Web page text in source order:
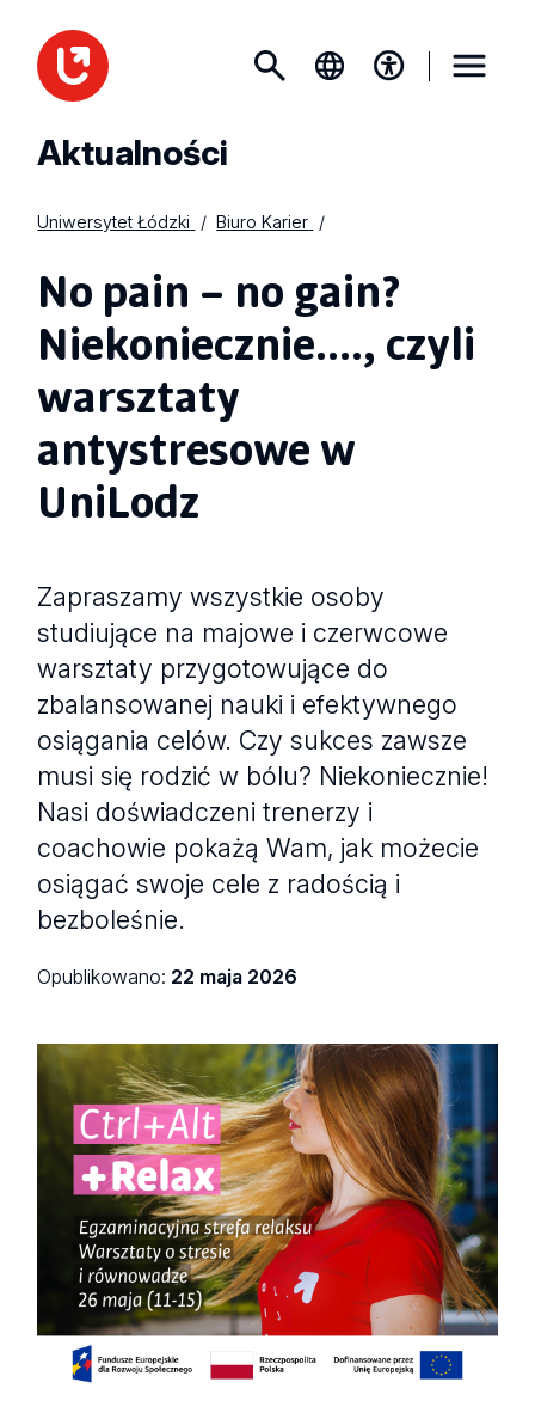
Aktualności
Uniwersytet Łódzki Biuro Karier
No pain – no gain?
Niekoniecznie...., czyli
warsztaty
antystresowe w
UniLodz
Zapraszamy wszystkie osoby
studiujące na majowe i czerwcowe
warsztaty przygotowujące do
zbalansowanej nauki i efektywnego
osiągania celów. Czy sukces zawsze
musi się rodzić w bólu? Niekoniecznie!
Nasi doświadczeni trenerzy i
coachowie pokażą Wam, jak możecie
osiągać swoje cele z radością i
bezboleśnie.
Opublikowano: 22 maja 2026